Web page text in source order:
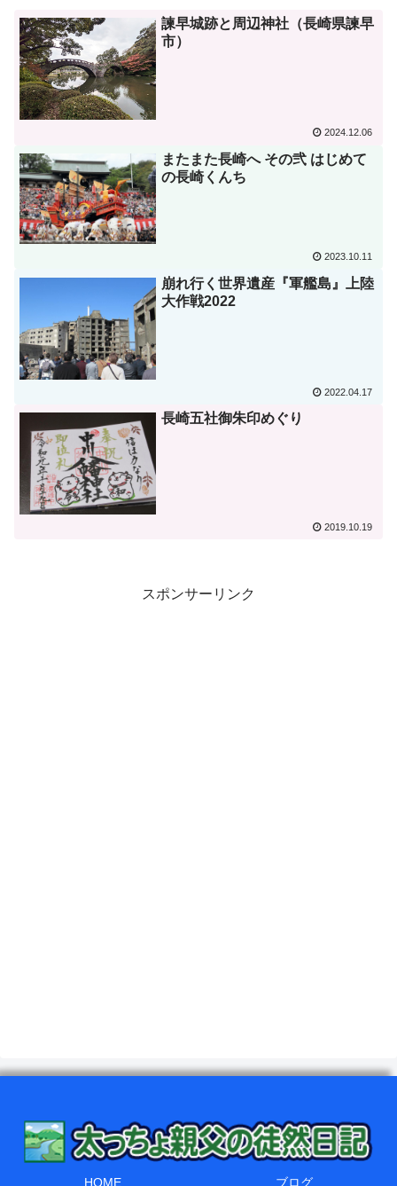
諫早城跡と周辺神社（長崎県諫早
市）
2024.12.06
またまた長崎へ その弐 はじめて
の長崎くんち
2023.10.11
崩れ行く世界遺産『軍艦島』上陸
大作戦2022
2022.04.17
長崎五社御朱印めぐり
2019.10.19
スポンサーリンク
HOME ブログ